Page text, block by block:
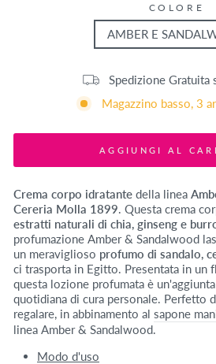
COLORE
AMBER E
Spedizione Gratuita
Magazzino basso, 3
AGGIUNGI AL
Crema corpo idratante della linea
Cereria Molla 1899 . Questa crema
estratti naturali di chia, ginseng e
profumazione Amber & Sandalwood
un meraviglioso profumo di sandalo,
ci trasporta in Egitto. Presentata in un
questa lozione profumata è
quotidiana di cura personale. Perfetto
regalare, in abbinamento al sapone
linea Amber & Sandalwood.
Modo d'uso